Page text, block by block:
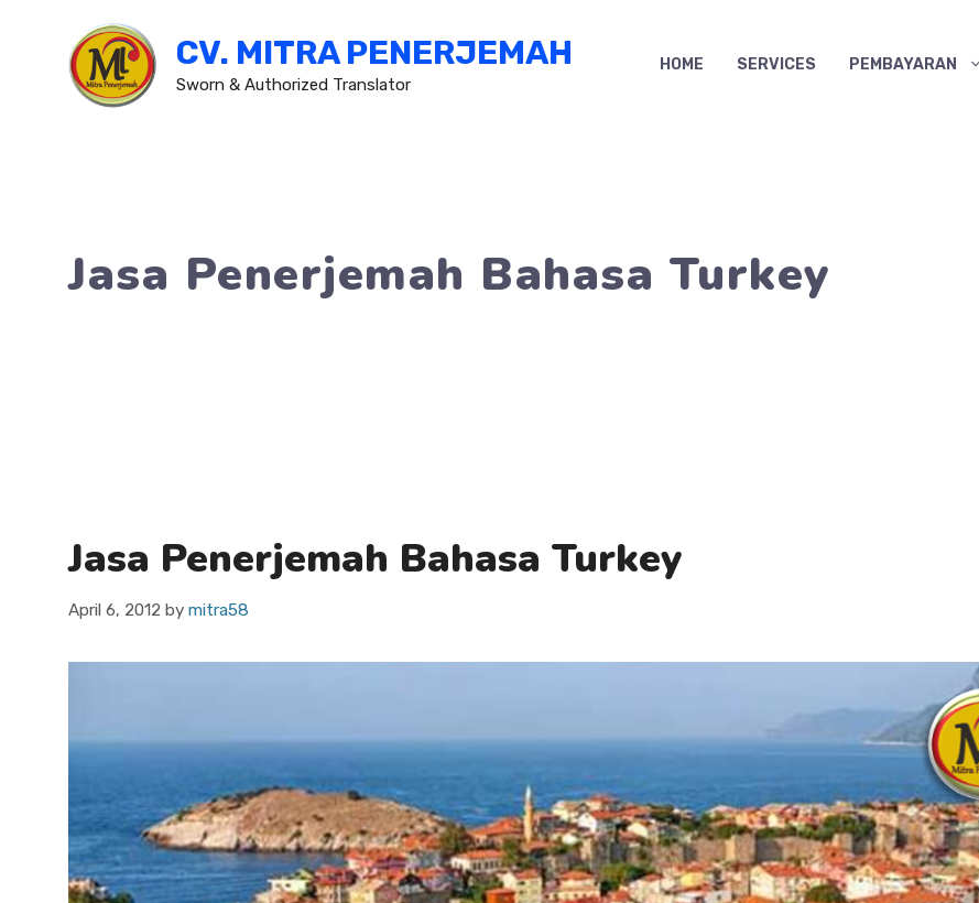
content
CV. MITRA PENERJEMAH
Sworn & Authorized Translator
HOME SERVICES PEMBAYARAN
Jasa Penerjemah Bahasa Turkey
Jasa Penerjemah Bahasa Turkey
April 6, 2012 by mitra58